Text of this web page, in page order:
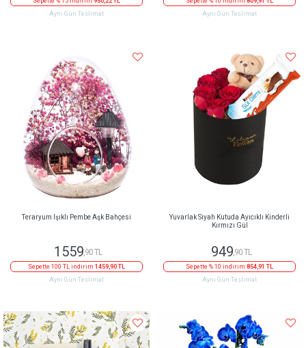
Aynı Gün Teslimat
Aynı Gün Teslimat
Teraryum Işıklı Pembe Aşk Bahçesi
1559 ,90 TL
Sepette 100 TL indirim 1459,90 TL
Aynı Gün Teslimat
Yuvarlak Siyah Kutuda Ayıcıklı Kinderli
Kırmızı Gül
949,90 TL
Sepette % 10 indirim 854,91 TL
Aynı Gün Teslimat